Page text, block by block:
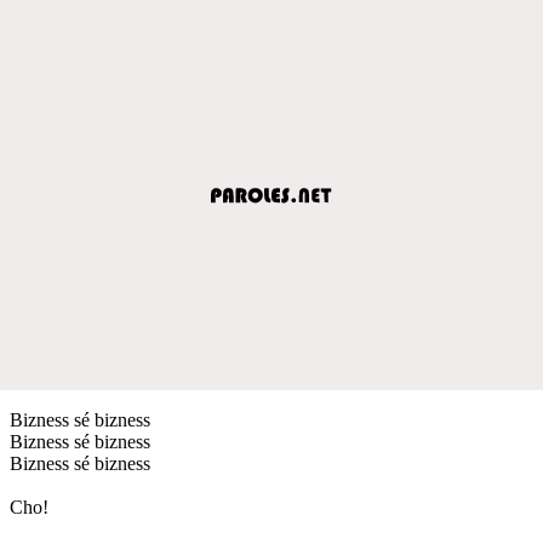
Bizness sé bizness
Bizness sé bizness
Bizness sé bizness
Cho!